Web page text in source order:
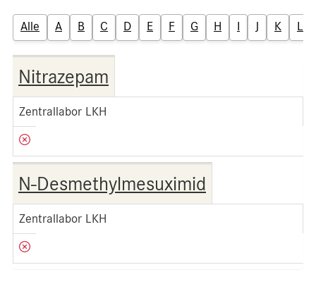
Alle A B C D E F G H I J K L
Nitrazepam
Zentrallabor LKH
N-Desmethylmesuximid
Zentrallabor LKH